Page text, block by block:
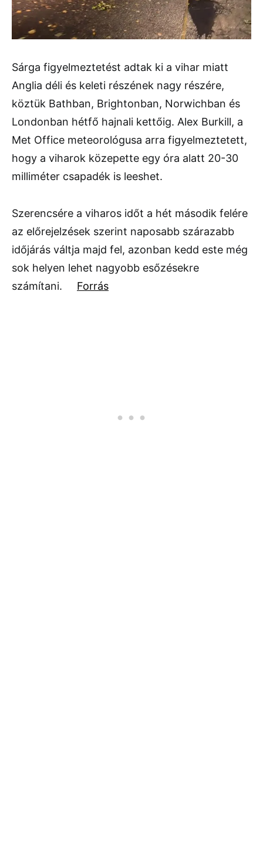
Sárga figyelmeztetést adtak ki a vihar miatt
Anglia déli és keleti részének nagy részére,
köztük Bathban, Brightonban, Norwichban és
Londonban hétfő hajnali kettőig. Alex Burkill, a
Met Office meteorológusa arra figyelmeztetett,
hogy a viharok közepette egy óra alatt 20-30
milliméter csapadék is leeshet.
Szerencsére a viharos időt a hét második felére
az előrejelzések szerint naposabb szárazabb
időjárás váltja majd fel, azonban kedd este még
sok helyen lehet nagyobb esőzésekre
számítani. Forrás